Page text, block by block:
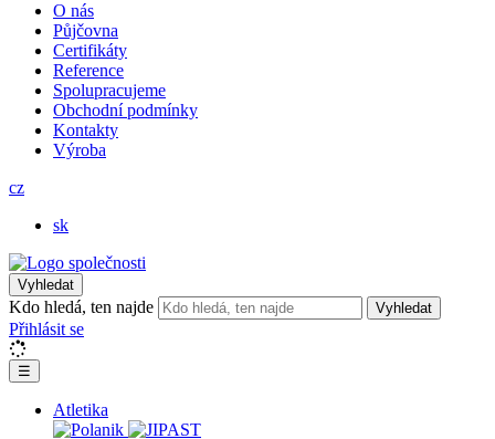
O nás
Půjčovna
Certifikáty
Reference
Spolupracujeme
Obchodní podmínky
Kontakty
Výroba
cz
sk
Vyhledat
Kdo hledá, ten najde Vyhledat
Přihlásit se
☰
Atletika